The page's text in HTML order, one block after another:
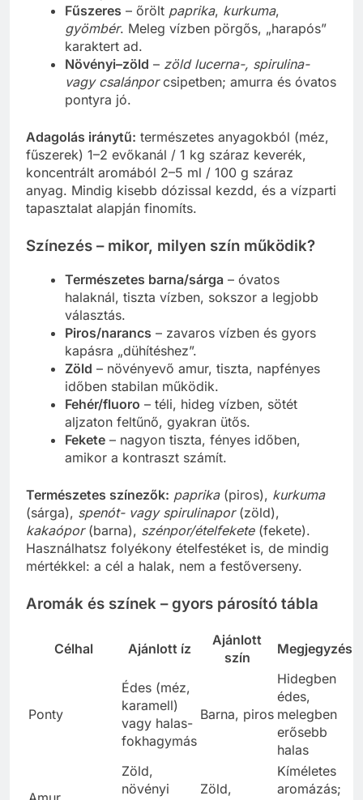
Fűszeres – őrölt paprika, kurkuma,
gyömbér. Meleg vízben pörgős, „harapós”
karaktert ad.
Növényi–zöld – zöld lucerna-, spirulina-
vagy csalánporcsipetben; amurra és óvatos
pontyra jó.
Adagolás iránytű: természetes anyagokból (méz,
fűszerek) 1–2 evőkanál / 1 kg száraz keverék,
koncentrált aromából 2–5 ml / 100 g száraz
anyag. Mindig kisebb dózissal kezdd, és a vízparti
tapasztalat alapján finomíts.
Színezés – mikor, milyen szín működik?
Természetes barna/sárga – óvatos
halaknál, tiszta vízben, sokszor a legjobb
választás.
Piros/narancs – zavaros vízben és gyors
kapásra „dühítéshez”.
Zöld – növényevő amur, tiszta, napfényes
időben stabilan működik.
Fehér/fluoro – téli, hideg vízben, sötét
aljzaton feltűnő, gyakran ütős.
Fekete – nagyon tiszta, fényes időben,
amikor a kontraszt számít.
Természetes színezők: paprika(piros), kurkuma
(sárga), spenót- vagy spirulinapor(zöld),
kakaópor(barna), szénpor/ételfekete(fekete).
Használhatsz folyékony ételfestéket is, de mindig
mértékkel: a cél a halak, nem a festőverseny.
Aromák és színek – gyors párosító tábla
Célhal Ajánlott íz
Ajánlott
szín
Megjegyzés
Ponty
Édes (méz,
karamell)
vagy halas-
fokhagymás
Barna, piros
Hidegben
édes,
melegben
erősebb
halas
Zöld,
növényi
Zöld,
Kíméletes
aromázás;